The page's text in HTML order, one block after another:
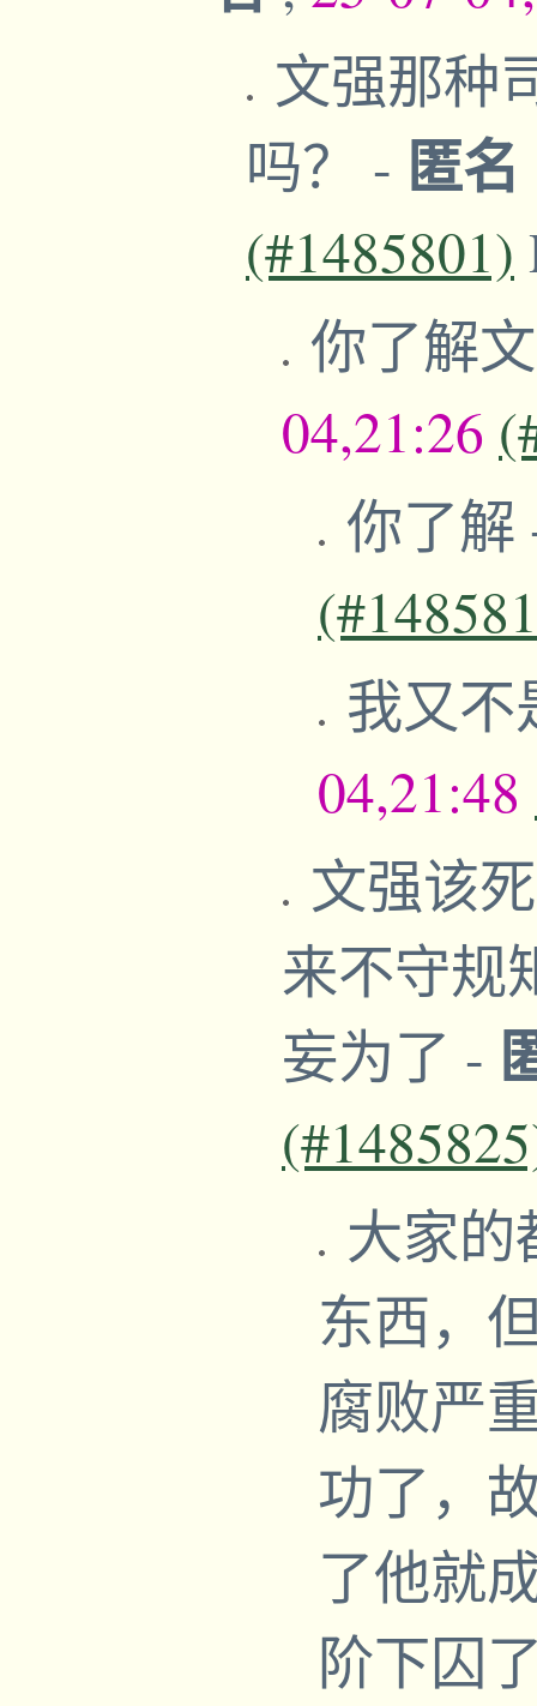
文强那种
吗？ - 匿名
(#1485801)
你了解
04,21:26
你了解
我又
04,21:48
文强该
来不守规
妄为了 -
大家的
东西，
腐败严
功了，
了他就
阶下囚